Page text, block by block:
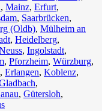
, Mainz⁠, Erfurt,
, Saarbrücken⁠,
(Oldb), Mülheim an
, Heidelberg,
, Ingolstadt,
, Pforzheim, Würzburg,
, Erlangen⁠, Koblenz,
,
, Gütersloh,